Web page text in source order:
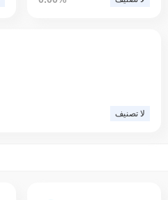
لا تصنيف